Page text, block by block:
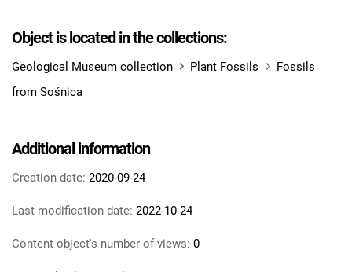
Object is located in the collections:
Geological Museum collection Plant Fossils
Fossils
from Sośnica
Additional information
Creation date: 2020-09-24
Last modification date: 2022-10-24
Content object's number of views: 0